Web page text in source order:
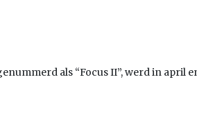
als “Focus II”, werd in april